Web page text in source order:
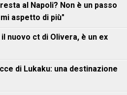
al Napoli? Non è un passo
aspetto di più"
nuovo ct di Olivera, è un ex
di Lukaku: una destinazione